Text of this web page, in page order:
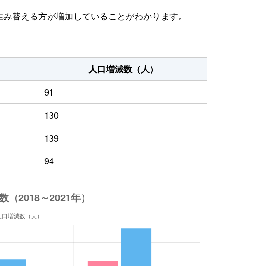
替える方が増加していることがわかります。
人口増減数（人）
91
130
139
94